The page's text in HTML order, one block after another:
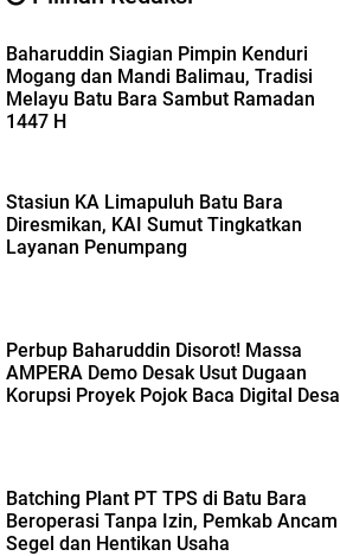
Baharuddin Siagian Pimpin Kenduri
Mogang dan Mandi Balimau, Tradisi
Melayu Batu Bara Sambut Ramadan
1447 H
Stasiun KA Limapuluh Batu Bara
Diresmikan, KAI Sumut Tingkatkan
Layanan Penumpang
Perbup Baharuddin Disorot! Massa
AMPERA Demo Desak Usut Dugaan
Korupsi Proyek Pojok Baca Digital Desa
Batching Plant PT TPS di Batu Bara
Beroperasi Tanpa Izin, Pemkab Ancam
Segel dan Hentikan Usaha